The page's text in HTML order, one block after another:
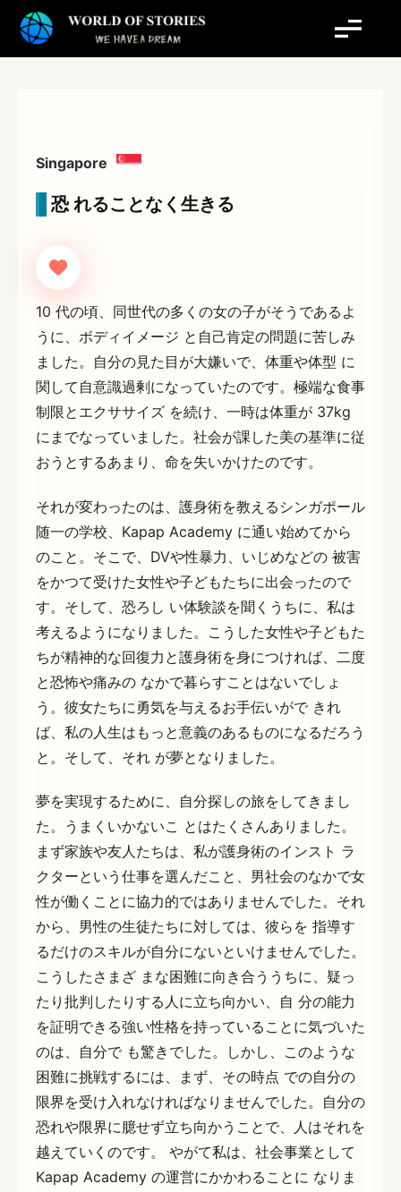
Singapore
恐 れることなく生きる
10 代の頃、同世代の多くの女の子がそうであるよ
うに、ボディイメージ と自己肯定の問題に苦しみ
ました。自分の見た目が大嫌いで、体重や体型 に
関して自意識過剰になっていたのです。極端な食事
制限とエクササイズ を続け、一時は体重が 37kg
にまでなっていました。社会が課した美の基準に従
おうとするあまり、命を失いかけたのです。
それが変わったのは、護身術を教えるシンガポール
随一の学校、Kapap Academy に通い始めてから
のこと。そこで、DVや性暴力、いじめなどの 被害
をかつて受けた女性や子どもたちに出会ったので
す。そして、恐ろし い体験談を聞くうちに、私は
考えるようになりました。こうした女性や子どもた
ちが精神的な回復力と護身術を身につければ、二度
と恐怖や痛みの なかで暮らすことはないでしょ
う。彼女たちに勇気を与えるお手伝いがで きれ
ば、私の人生はもっと意義のあるものになるだろう
と。そして、それ が夢となりました。
夢を実現するために、自分探しの旅をしてきまし
た。うまくいかないこ とはたくさんありました。
まず家族や友人たちは、私が護身術のインスト ラ
クターという仕事を選んだこと、男社会のなかで女
性が働くことに協力的ではありませんでした。それ
から、男性の生徒たちに対しては、彼らを 指導す
るだけのスキルが自分にないといけませんでした。
こうしたさまざ まな困難に向き合ううちに、疑っ
たり批判したりする人に立ち向かい、自 分の能力
を証明できる強い性格を持っていることに気づいた
のは、自分で も驚きでした。しかし、このような
困難に挑戦するには、まず、その時点 での自分の
限界を受け入れなければなりませんでした。自分の
恐れや限界に臆せず立ち向かうことで、人はそれを
越えていくのです。 やがて私は、社会事業として
Kapap Academy の運営にかかわることに なりま